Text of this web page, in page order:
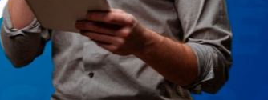
direta.